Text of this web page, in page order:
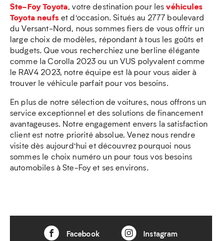
Ste-Foy Toyota, votre destination pour lesvéhicules
Toyota neufset d’occasion. Situés au 2777 boulevard
du Versant-Nord, nous sommes fiers de vous offrir un
large choix de modèles, répondant à tous les goûts et
budgets. Que vous recherchiez une berline élégante
comme la Corolla 2023 ou un VUS polyvalent comme
le RAV4 2023, notre équipe est là pour vous aider à
trouver le véhicule parfait pour vos besoins.
En plus de notre sélection de voitures, nous offrons un
service exceptionnel et des solutions de financement
avantageuses. Notre engagement envers la satisfaction
client est notre priorité absolue. Venez nous rendre
visite dès aujourd’hui et découvrez pourquoi nous
sommes le choix numéro un pour tous vos besoins
automobiles à Ste-Foy et ses environs.
Facebook Instagram